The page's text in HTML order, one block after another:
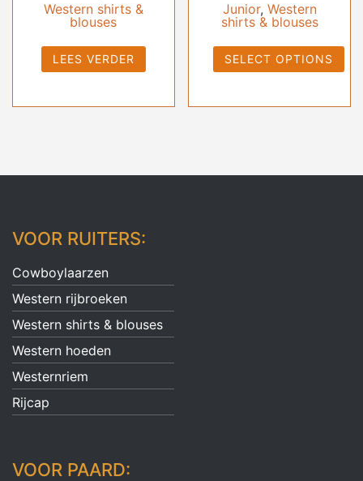
Western shirts &
blouses
LEES VERDER
Junior, Western
shirts & blouses
SELECT OPTIONS
VOOR RUITERS:
Cowboylaarzen
Western rijbroeken
Western shirts & blouses
Western hoeden
Westernriem
Rijcap
VOOR PAARD: